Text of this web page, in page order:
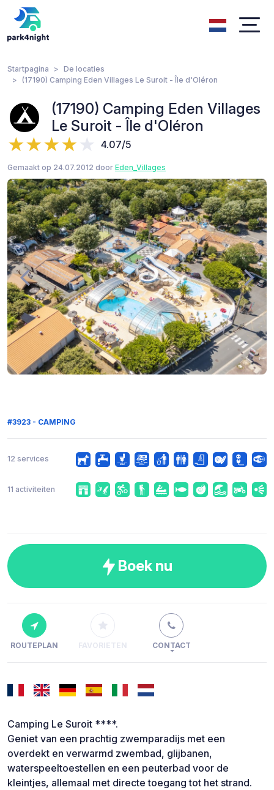
Startpagina
De locaties
(17190) Camping Eden Villages Le Suroit - Île d'Oléron
(17190) Camping Eden Villages
Le Suroit - Île d'Oléron
4.07/5
Gemaakt op 24.07.2012 door Eden_Villages
#3923 - CAMPING
12 services
11 activiteiten
Boek nu
ROUTEPLAN FAVORIETEN CONTACT
Camping Le Suroit ****.
Geniet van een prachtig zwemparadijs met een
overdekt en verwarmd zwembad, glijbanen,
waterspeeltoestellen en een peuterbad voor de
kleintjes, allemaal met directe toegang tot het strand.